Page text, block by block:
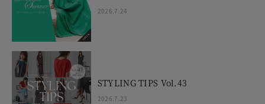
2026.7.24
STYLING TIPS Vol.43
2026.7.23